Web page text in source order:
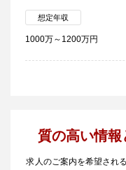
想定年収
1000万～1200万円
質の高い情
求人のご案内を希望され